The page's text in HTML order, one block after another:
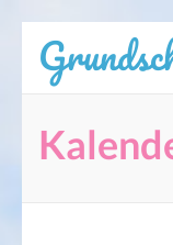
Inhalt
springen
drücken)